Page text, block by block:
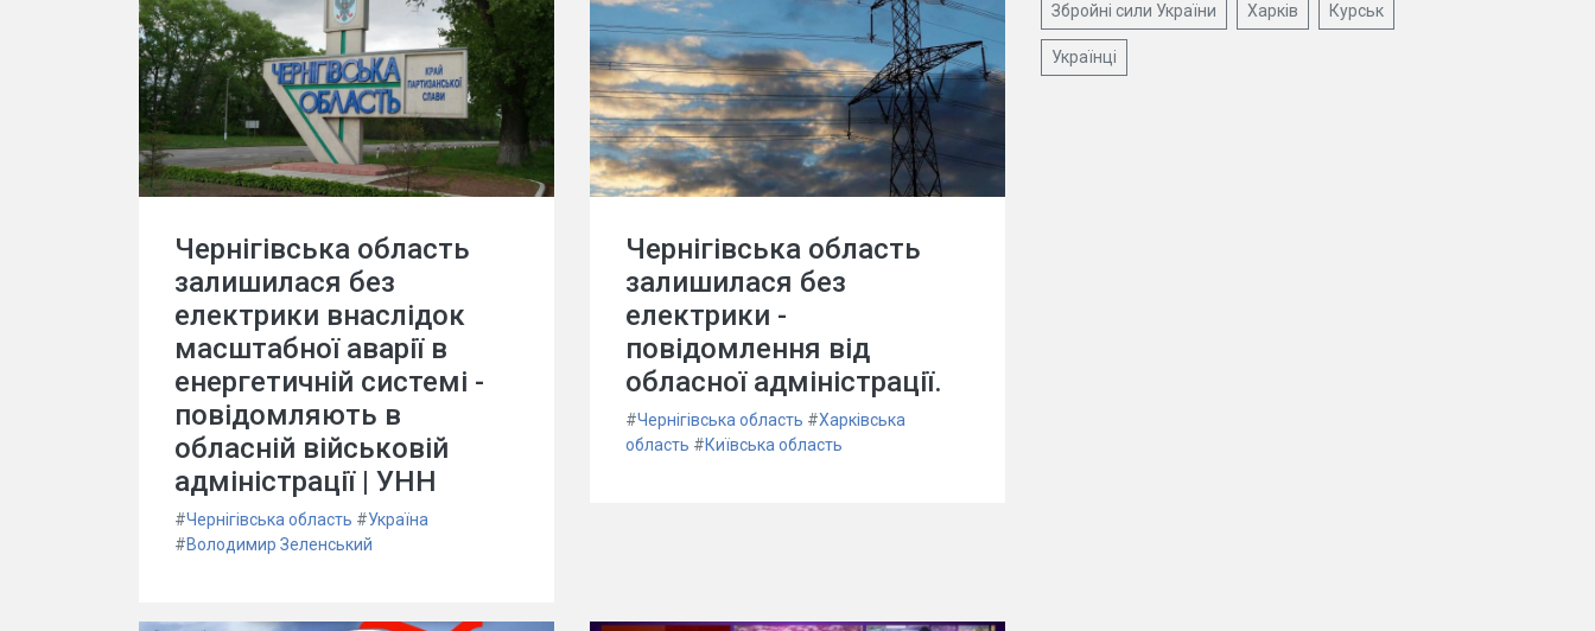
Чернігівська область
залишилася без
електрики внаслідок
масштабної аварії в
енергетичній системі -
повідомляють в
обласній військовій
адміністрації | УНН
#Чернігівська область #Україна
#Володимир Зеленський
Чернігівська область
залишилася без
електрики -
повідомлення від
обласної адміністрації.
#Чернігівська область #Харківська
область #Київська область
Збройні сили України Харків Курськ
Українці